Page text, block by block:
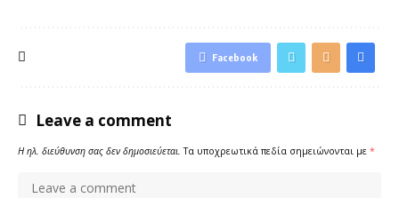
Facebook
Leave a comment
Η ηλ. διεύθυνση σας δεν δημοσιεύεται. Τα υποχρεωτικά πεδία σημειώνονται με *